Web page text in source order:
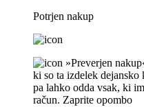
Potrjen nakup
»Preverjen
ki so ta izdelek
pa lahko odda vsak, ki
račun. Zaprite opombo